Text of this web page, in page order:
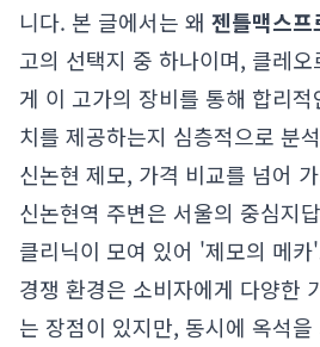
니다. 본 글에서는 왜 젠틀맥스프
고의 선택지 중 하나이며, 클레
게 이 고가의 장비를 통해 합리
치를 제공하는지 심층적으로 분
신논현 제모, 가격 비교를 넘어
신논현역 주변은 서울의 중심지
클리닉이 모여 있어 '제모의 메
경쟁 환경은 소비자에게 다양한
는 장점이 있지만, 동시에 옥석